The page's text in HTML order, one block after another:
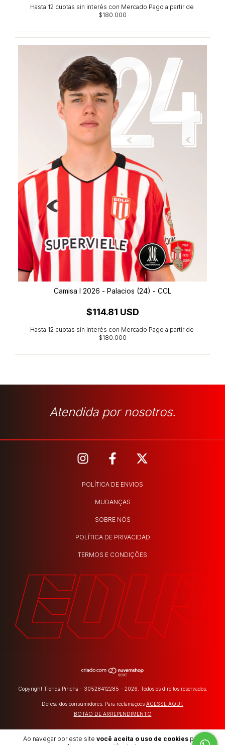
Ao navegar por este site você aceita o uso de cookies para
Camisa I 2026 - Palacios (24) - CCL
$114.81 USD
Atendida por nosotros.
POLÍTICA DE ENVIOS
MUDANÇAS
SOBRE NÓS
POLÍTICA DE PRIVACIDAD
TERMOS E CONDIÇÕES
Copyright Tienda Pincha - 30528412285 - 2026. Todos os direitos reservados.
Defesa dos consumidores. Para reclamações ACESSE AQUI.
BOTÃO DE ARREPENDIMENTO